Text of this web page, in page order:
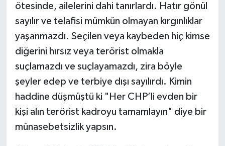
ötesinde, ailelerini dahi tanırlardı. Hatır gönül
sayılır ve telafisi mümkün olmayan kırgınlıklar
yaşanmazdı. Seçilen veya kaybeden hiç kimse
diğerini hırsız veya terörist olmakla
suçlamazdı ve suçlayamazdı, zira böyle
şeyler edep ve terbiye dışı sayılırdı. Kimin
haddine düşmüştü ki "Her CHP’li evden bir
kişi alın terörist kadroyu tamamlayın" diye bir
münasebetsizlik yapsın.